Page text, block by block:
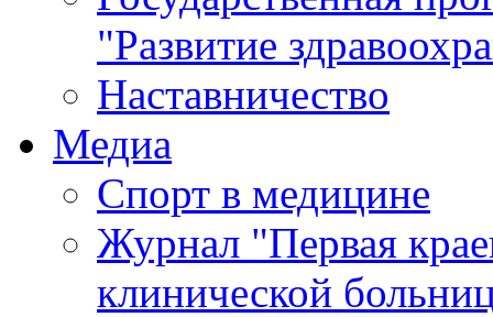
"Развитие
Наставничество
Медиа
Спорт в медицине
Журнал "Первая
клинической